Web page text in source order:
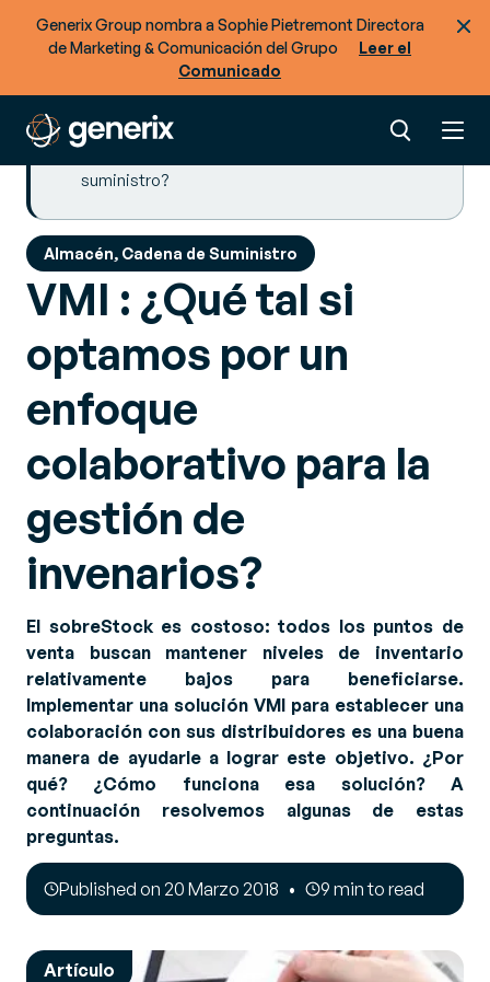
Generix Group nombra a Sophie Pietremont Directora
de Marketing & Comunicación del Grupo
Leer el
Comunicado
Almacén, Cadena de Suministro
VMI : ¿Qué tal si
optamos por un
enfoque
colaborativo para la
gestión de
invenarios?
El sobreStock es costoso: todos los puntos de
venta buscan mantener niveles de inventario
relativamente bajos para beneficiarse.
Implementar una solución VMI para establecer una
colaboración con sus distribuidores es una buena
manera de ayudarle a lograr este objetivo. ¿Por
qué? ¿Cómo funciona esa solución? A
continuación resolvemos algunas de estas
preguntas.
Published on 20 Marzo 2018 9 min to read
Artículo
Algunos obstáculos a superar
El modelo VMI: muchas ventajas importantes
Más artículos
¿Está preparado para optimizar el flujo de
suministro?